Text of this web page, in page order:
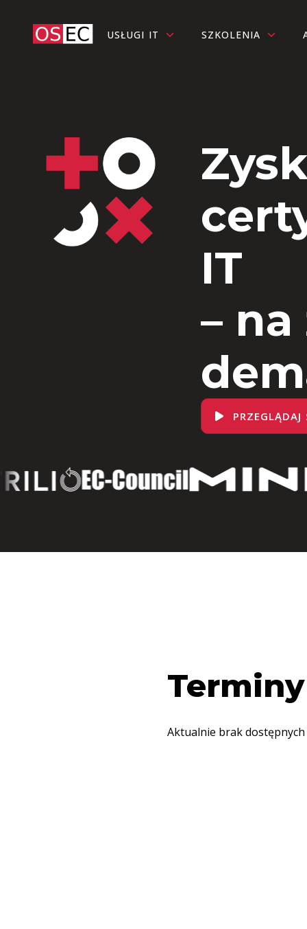
USŁUGI IT SZKOLENIA
IT
–
Aktualnie brak